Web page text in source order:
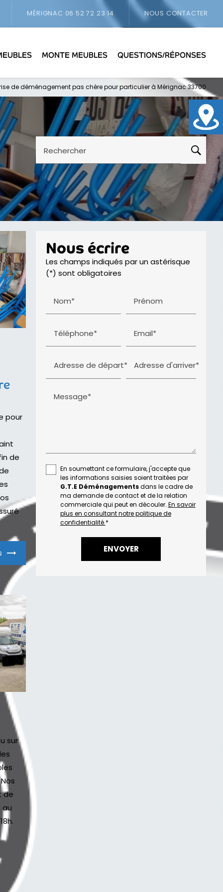
MÉRIGNAC 06 52 72 23 14 NOUS CONTACTER
MONTE MEUBLES QUESTIONS/RÉPONSES
de déménagement pas chère pour particulier à Mérignac 33700
Rechercher
pour
de
sur
de
au
Nous écrire
Les champs indiqués par un astérisque
(*) sont obligatoires
Nom* Prénom
Téléphone* Email*
Adresse de départ* Adresse d'arriver*
Message*
En soumettant ce formulaire, j'accepte que
les informations saisies soient traitées par
G.T.E Déménagementsdans le cadre de
ma demande de contact et de la relation
commerciale qui peut en découler. En savoir
plus en consultant notre politique de
confidentialité.*